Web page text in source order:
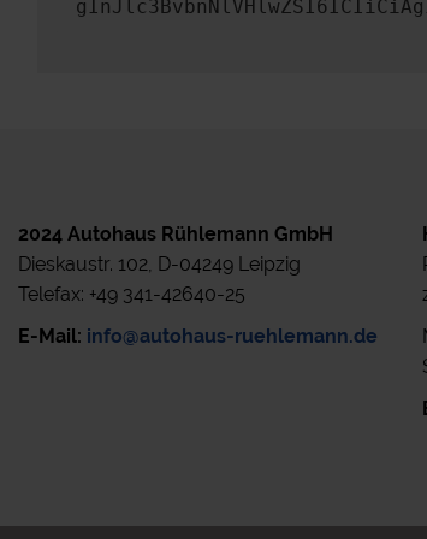
2024 Autohaus Rühlemann GmbH
Dieskaustr. 102, D-04249 Leipzig
Telefax: +49 341-42640-25
E-Mail: info@autohaus-ruehlemann.de